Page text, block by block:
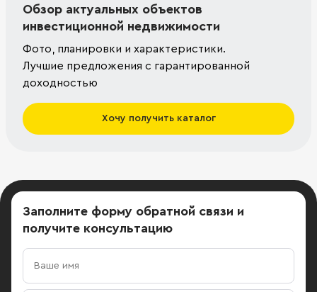
Обзор актуальных объектов
инвестиционной недвижимости
Фото, планировки и характеристики.
Лучшие предложения с гарантированной
доходностью
Хочу получить каталог
Заполните форму обратной связи и
получите консультацию